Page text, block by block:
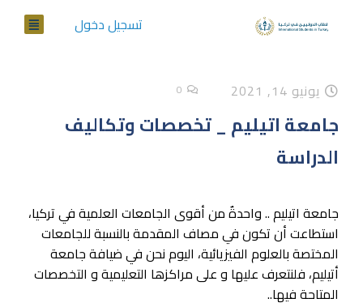
تسجيل دخول
يونيو 14, 2021 0
جامعة اتيليم _ تخصصات وتكاليف
الدراسة
جامعة اتيليم .. واحدةٌ من أقوى الجامعات العلمية في تركيا،
استطاعت أن تكون في مصاف المقدمة بالنسبة للجامعات
المختصة بالعلوم الفيزيائية، اليوم نحن في ضيافة جامعة
أتيليم، فلنتعرف عليها و على مراكزها التعليمية و التخصصات
المتاحة فيها..